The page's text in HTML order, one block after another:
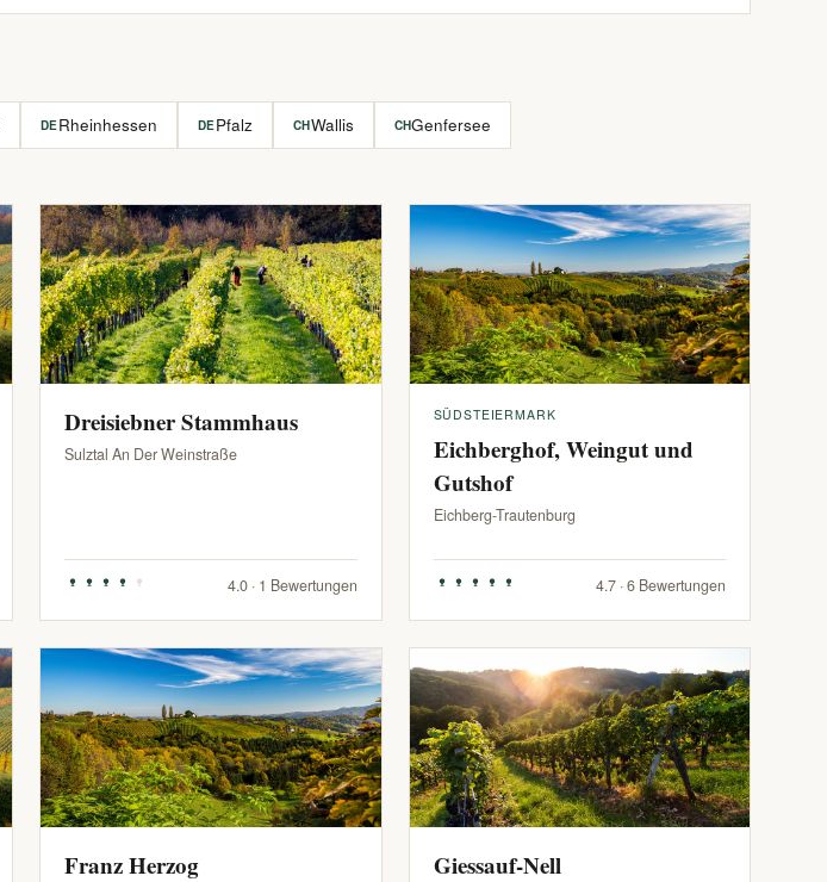
DE Rheinhessen DE Pfalz CHWallis CHGenfersee
Dreisiebner Stammhaus
Sulztal An Der Weinstraße
4.0 · 1 Bewertungen
SÜDSTEIERMARK
Eichberghof, Weingut und
Gutshof
Eichberg-Trautenburg
4.7 · 6 Bewertungen
Franz Herzog Giessauf-Nell